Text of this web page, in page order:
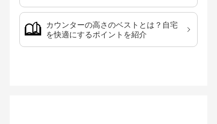
カウンターの高さのベストとは？自宅
を快適にするポイントを紹介